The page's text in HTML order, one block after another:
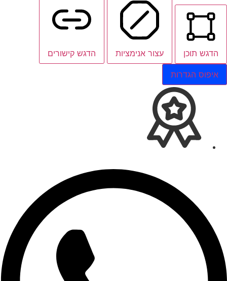
הדגש תוכן עצור אנימציות הדגש קישורים
איפוס הגדרות